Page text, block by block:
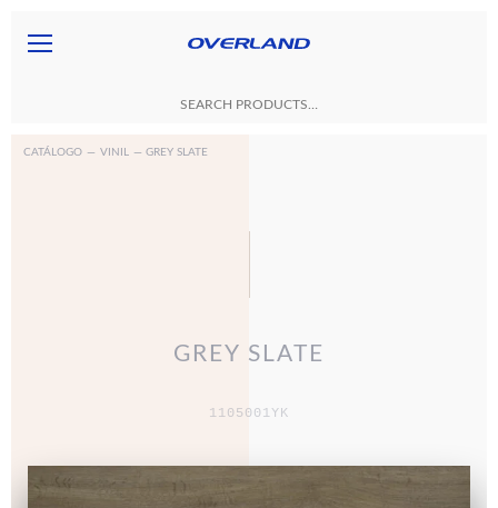
CATÁLOGO — VINIL — GREY SLATE
GREY SLATE
1105001YK